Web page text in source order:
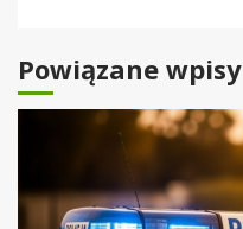
Powiązane wpisy